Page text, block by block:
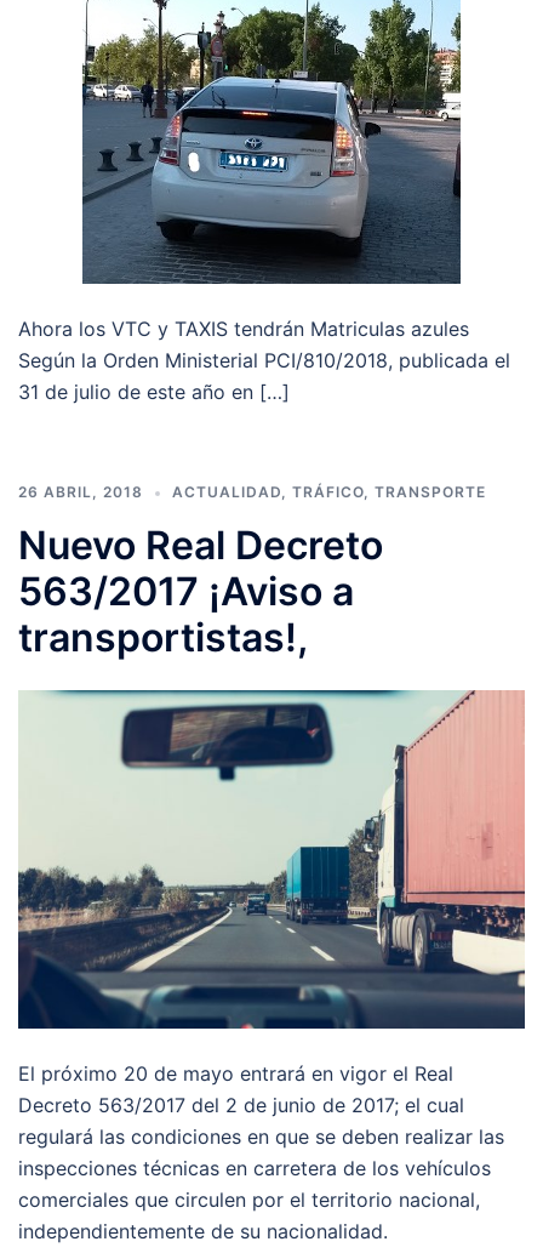
Ahora los VTC y TAXIS tendrán Matriculas azules
Según la Orden Ministerial PCI/810/2018, publicada el
31 de julio de este año en […]
26 ABRIL, 2018 ACTUALIDAD, TRÁFICO, TRANSPORTE
Nuevo Real Decreto
563/2017 ¡Aviso a
transportistas!,
El próximo 20 de mayo entrará en vigor el Real
Decreto 563/2017 del 2 de junio de 2017; el cual
regulará las condiciones en que se deben realizar las
inspecciones técnicas en carretera de los vehículos
comerciales que circulen por el territorio nacional,
independientemente de su nacionalidad.